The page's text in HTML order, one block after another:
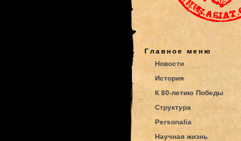
Главное меню
Новости
История
К 80-летию Победы
Структура
Personalia
Научная жизнь